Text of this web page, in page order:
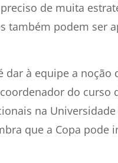
de muita
também podem ser
à equipe a noção
do curso
na
que a Copa pode